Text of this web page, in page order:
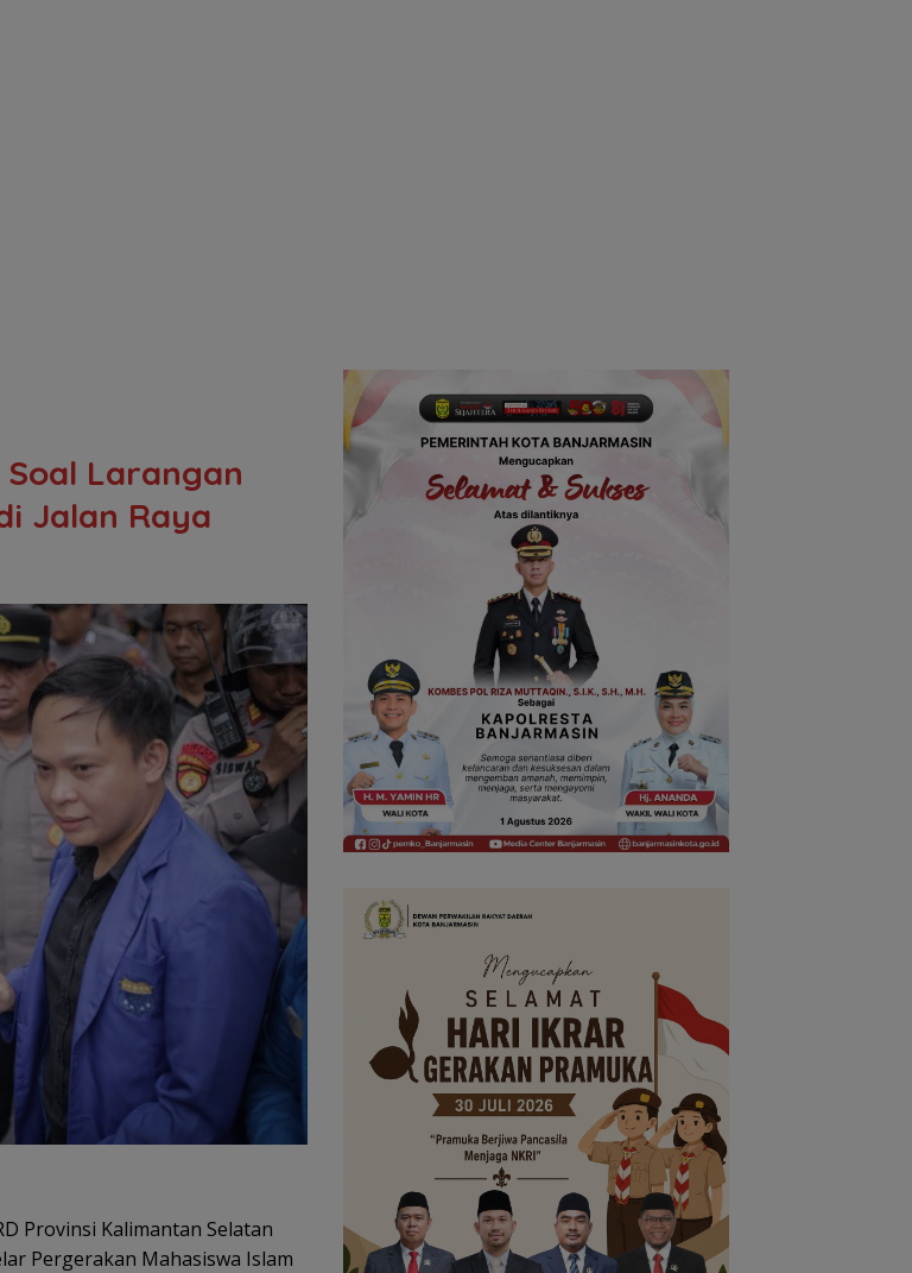
Larangan
Jalan Raya
Provinsi Kalimantan Selatan
Pergerakan Mahasiswa Islam